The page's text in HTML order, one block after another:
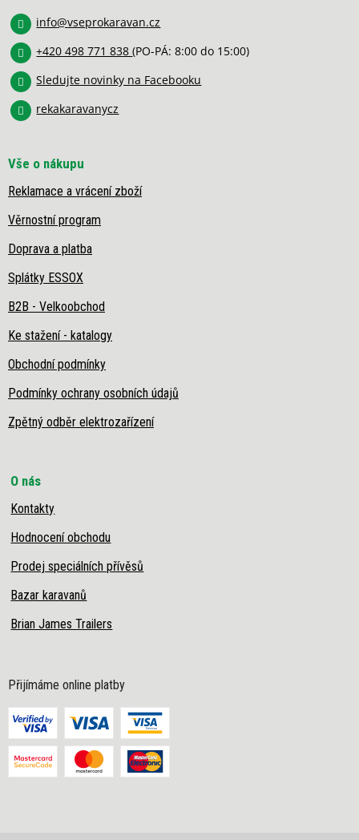
info@vseprokaravan.cz
+420 498 771 838(PO-PÁ: 8:00 do 15:00)
Sledujte novinky na Facebooku
rekakaravanycz
Vše o nákupu
Reklamace a vrácení zboží
Věrnostní program
Doprava a platba
Splátky ESSOX
B2B - Velkoobchod
Ke stažení - katalogy
Obchodní podmínky
Podmínky ochrany osobních údajů
Zpětný odběr elektrozařízení
O nás
Kontakty
Hodnocení obchodu
Prodej speciálních přívěsů
Bazar karavanů
Brian James Trailers
Přijímáme online platby